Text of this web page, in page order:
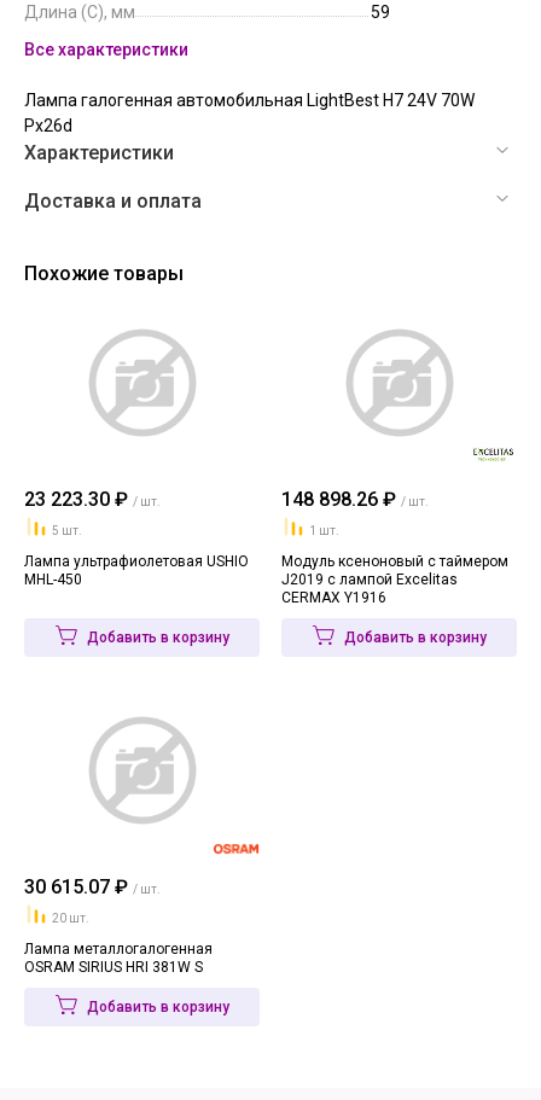
Длина (C), мм
59
Все характеристики
Лампа галогенная автомобильная LightBest H7 24V 70W
Px26d
Характеристики
Доставка и оплата
Похожие товары
23 223.30 ₽ / шт.
5 шт.
Лампа ультрафиолетовая USHIO
MHL-450
Добавить в корзину
148 898.26 ₽ / шт.
1 шт.
Модуль ксеноновый с таймером
J2019 с лампой Excelitas
CERMAX Y1916
Добавить в корзину
30 615.07 ₽ / шт.
20 шт.
Лампа металлогалогенная
OSRAM SIRIUS HRI 381W S
Добавить в корзину